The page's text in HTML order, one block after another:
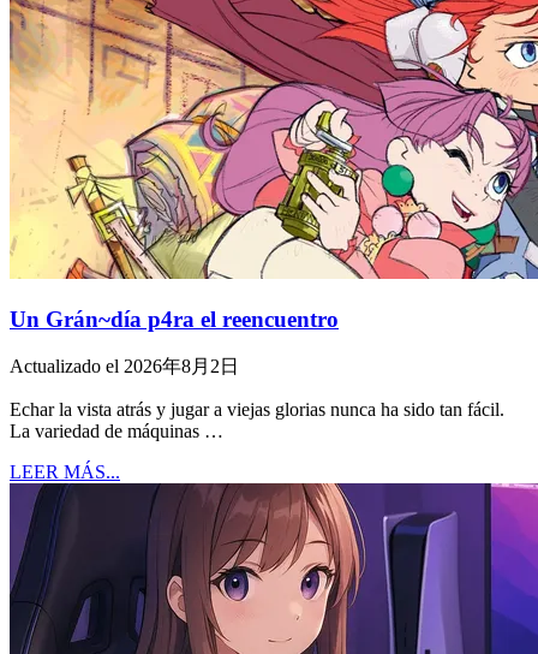
Un Grán~día p4ra el reencuentro
Actualizado el 2026年8月2日
Echar la vista atrás y jugar a viejas glorias nunca ha sido tan fácil.
La variedad de máquinas …
LEER MÁS...